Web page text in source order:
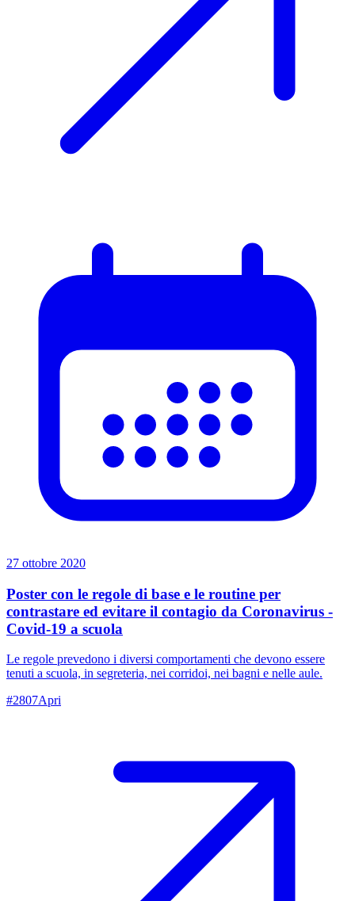
27 ottobre 2020
Poster con le regole di base e le routine per
contrastare ed evitare il contagio da Coronavirus -
Covid-19 a scuola
Le regole prevedono i diversi comportamenti che devono essere
tenuti a scuola, in segreteria, nei corridoi, nei bagni e nelle aule.
#2807Apri